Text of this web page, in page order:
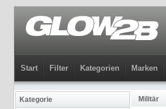
Start Filter Kategorien Marken
Kategorie Militär